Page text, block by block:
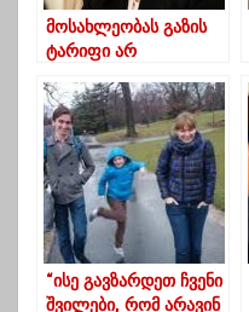
მოსახლეობას გაზის
ტარიფი არ
თურნავა
“ისე გავზარდეთ ჩვენი
შვილები, რომ არავინ